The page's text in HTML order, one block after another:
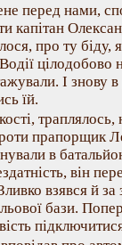
перед нами,
капітан
про ту
І знову
їй.
прапорщик
в
він
взявся й за
бази.